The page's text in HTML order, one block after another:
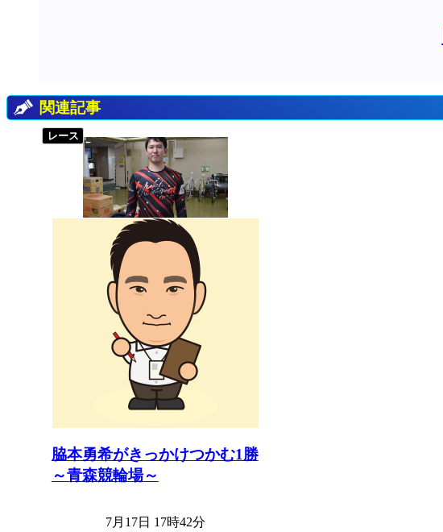
関連記事
脇本勇希がきっかけつかむ1勝
～青森競輪場～
7月17日 17時42分